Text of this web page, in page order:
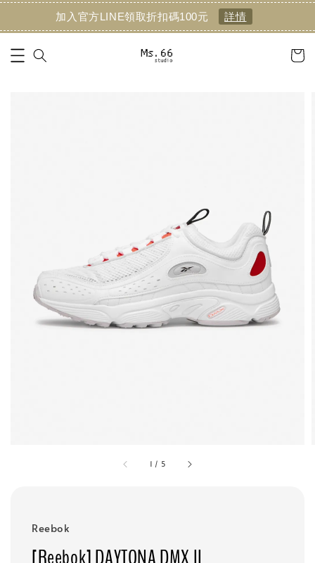
加入官方LINE領取折扣碼100元 詳情
1 / 5
Reebok